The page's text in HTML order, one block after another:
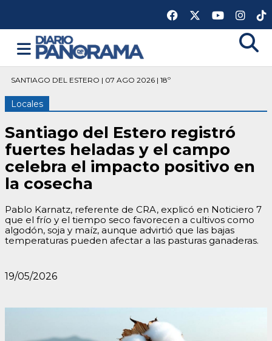
SANTIAGO DEL ESTERO | 07 AGO 2026 | 18º
Locales
Santiago del Estero registró
fuertes heladas y el campo
celebra el impacto positivo en
la cosecha
Pablo Karnatz, referente de CRA, explicó en Noticiero 7
que el frío y el tiempo seco favorecen a cultivos como
algodón, soja y maíz, aunque advirtió que las bajas
temperaturas pueden afectar a las pasturas ganaderas.
19/05/2026